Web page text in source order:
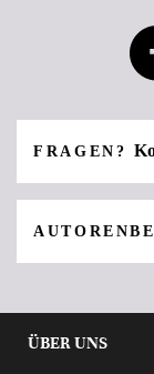
FRAGEN?
ÜBER UNS